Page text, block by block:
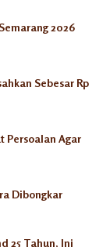
2026
Sebesar Rp
Persoalan Agar
Dibongkar
25 Tahun, Ini